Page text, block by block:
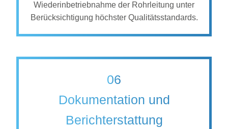
Wiederinbetriebnahme der Rohrleitung unter
Berücksichtigung höchster Qualitätsstandards.
06
Dokumentation und
Berichterstattung